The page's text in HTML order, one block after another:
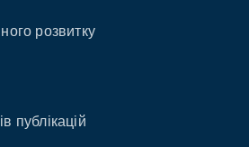
розвитку
публікацій